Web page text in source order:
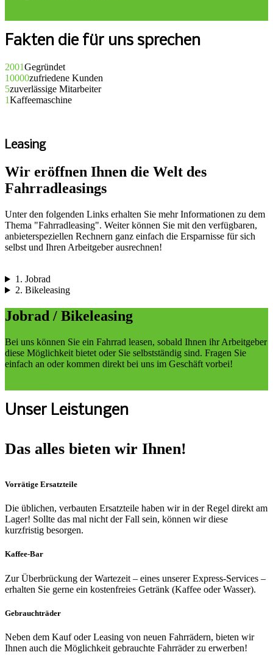
Fakten die für uns sprechen
2001Gegründet
10000zufriedene Kunden
5zuverlässige Mitarbeiter
1Kaffeemaschine
Leasing
Wir eröffnen Ihnen die Welt des
Fahrradleasings
Unter den folgenden Links erhalten Sie mehr Informationen zu dem
Thema "Fahrradleasing". Weiter können Sie mit den verfügbaren,
anbieterspeziellen Rechnern ganz einfach die Ersparnisse für sich
selbst und Ihren Arbeitgeber ausrechnen!
1. Jobrad
2. Bikeleasing
Jobrad / Bikeleasing
Bei uns können Sie ein Fahrrad leasen, sobald Ihnen ihr Arbeitgeber
diese Möglichkeit bietet oder Sie selbstständig sind. Fragen Sie
einfach an oder kommen direkt bei uns im Geschäft vorbei!
Unser Leistungen
Das alles bieten wir Ihnen!
Vorrätige Ersatzteile
Die üblichen, verbauten Ersatzteile haben wir in der Regel direkt am
Lager! Sollte das mal nicht der Fall sein, können wir diese
kurzfristig besorgen.
Kaffee-Bar
Zur Überbrückung der Wartezeit – eines unserer Express-Services –
erhalten Sie gerne ein kostenfreies Getränk (Kaffee oder Wasser).
Gebrauchträder
Neben dem Kauf oder Leasing von neuen Fahrrädern, bieten wir
Ihnen auch die Möglichkeit gebrauchte Fahrräder zu erwerben!